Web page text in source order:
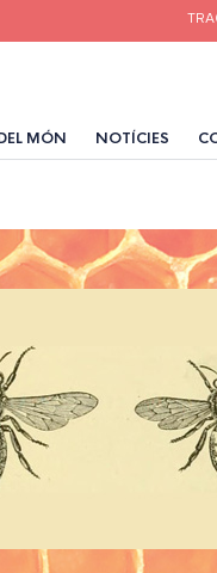
MÓN NOTÍCIES